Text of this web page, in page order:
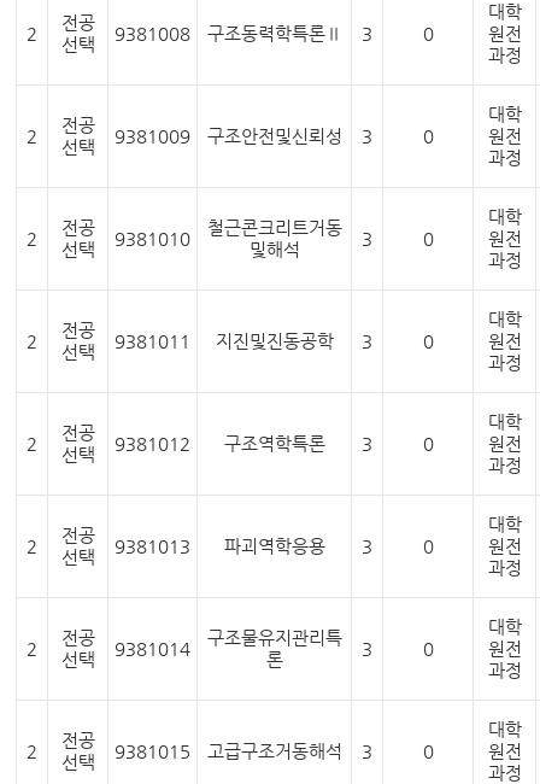
2
전공
선택
9381008 구조동력학특론Ⅱ 3 0
대학
원전
과정
2
전공
선택
9381009 구조안전및신뢰성 3 0
대학
원전
과정
2
전공
선택
9381010
철근콘크리트거동
및해석
3 0
대학
원전
과정
2
전공
선택
9381011 지진및진동공학 3 0
대학
원전
과정
2
전공
선택
9381012 구조역학특론 3 0
대학
원전
과정
2
전공
선택
9381013 파괴역학응용 3 0
대학
원전
과정
2
전공
선택
9381014
구조물유지관리특
론
3 0
대학
원전
과정
2
전공
선택
9381015 고급구조거동해석 3 0
대학
원전
과정